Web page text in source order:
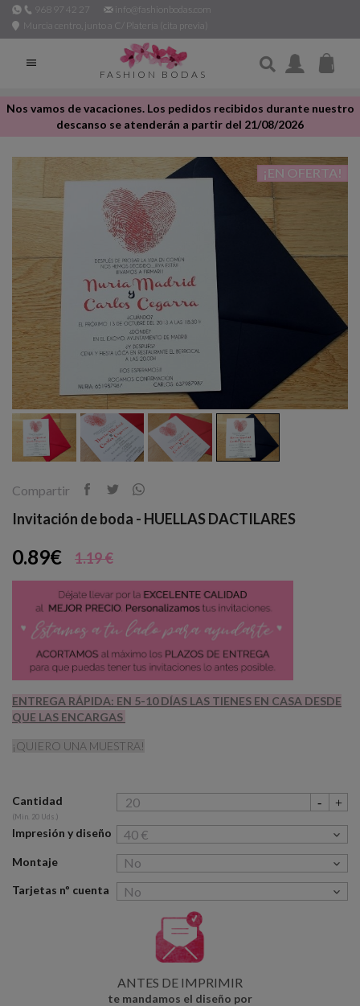
968 97 42 27
info@fashionbodas.com
Murcia centro, junto a C/ Platería (cita previa)

FASHION BODAS
Nos vamos de vacaciones. Los pedidos recibidos durante nuestro
descanso se atenderán a partir del 21/08/2026
¡EN OFERTA!
Compartir
Invitación de boda - HUELLAS DACTILARES
0.89€ 1.19 €
ENTREGA RÁPIDA: EN 5-10 DÍAS LAS TIENES EN CASA DESDE
QUE LAS ENCARGAS
¡QUIERO UNA MUESTRA!
Cantidad
(Min. 20 Uds.)
Impresión y diseño
Montaje
Tarjetas nº cuenta
ANTES DE IMPRIMIR
te mandamos el diseño por